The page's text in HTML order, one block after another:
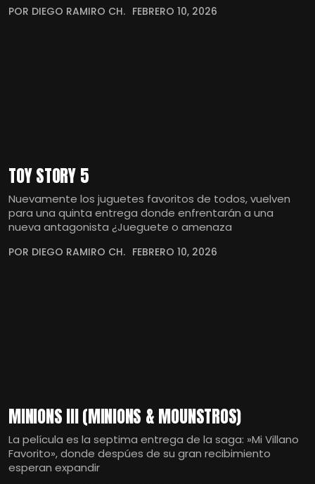
POR DIEGO RAMIRO CH. FEBRERO 10, 2026
TOY STORY 5
Nuevamente los juguetes favoritos de todos, vuelven
para una quinta entrega donde enfrentarán a una
nueva antagonista ¿Jueguete o amenaza
POR DIEGO RAMIRO CH. FEBRERO 10, 2026
MINIONS III (MINIONS & MOUNSTROS)
La película es la septima entrega de la saga: »Mi Villano
Favorito», donde despúes de su gran recibimiento
esperan expandir